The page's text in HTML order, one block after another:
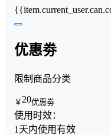
优惠劵
限制商品分类
￥ 20优惠劵
使用时效：
1天内使用有效